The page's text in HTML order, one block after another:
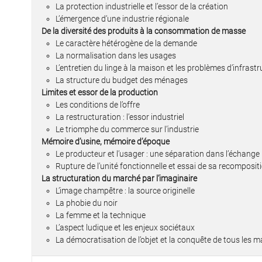
La protection industrielle et l’essor de la création
L’émergence d’une industrie régionale
De la diversité des produits à la consommation de masse
Le caractère hétérogène de la demande
La normalisation dans les usages
L’entretien du linge à la maison et les problèmes
La structure du budget des ménages
Limites et essor de la production
Les conditions de l’offre
La restructuration : l’essor industriel
Le triomphe du commerce sur l’industrie
Mémoire d’usine, mémoire d’époque
Le producteur et l’usager : une séparation dans l’échange
Rupture de l’unité fonctionnelle et essai de sa
La structuration du marché par l’imaginaire
L’image champêtre : la source originelle
La phobie du noir
La femme et la technique
L’aspect ludique et les enjeux sociétaux
La démocratisation de l’objet et la conquête de tous les